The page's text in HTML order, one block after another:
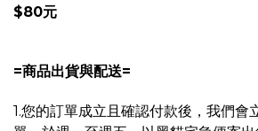
$80元
=商品出貨與配送=
1.您的訂單成立且確認付款後 ，我們會